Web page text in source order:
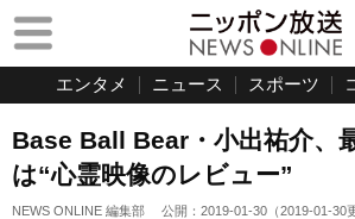
エンタメ ニュース スポーツ
Base Ball Bear・小出祐介、
は“心霊映像のレビュー”
NEWS ONLINE 編集部 公開： 2019-01-30 （2019-01-30